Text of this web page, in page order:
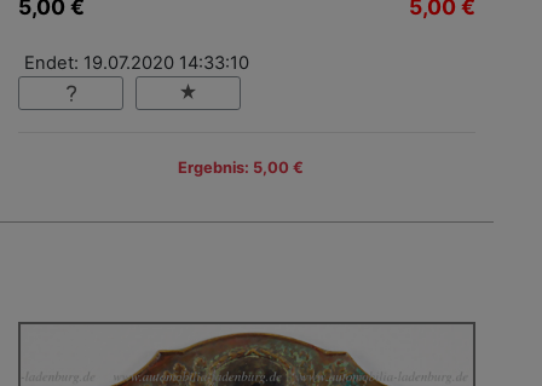
5,00 € 5,00 €
Endet: 19.07.2020 14:33:10
Ergebnis: 5,00 €